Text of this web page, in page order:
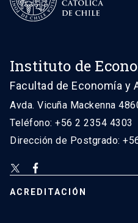
Instituto de
Facultad de Economía y
Avda. Vicuña Mackenna
Teléfono: +56 2 2354 4303
Dirección de Postgrado:
ACREDITACIÓN